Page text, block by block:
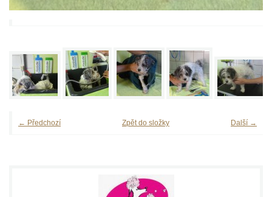
← Předchozí Další →
Zpět do složky